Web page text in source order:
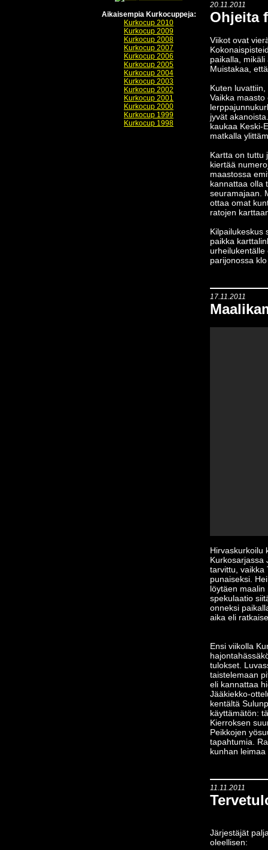
Aikaisempia Kurkocuppeja:
Kurkocup 2010
Kurkocup 2009
Kurkocup 2008
Kurkocup 2007
Kurkocup 2006
Kurkocup 2005
Kurkocup 2004
Kurkocup 2003
Kurkocup 2002
Kurkocup 2001
Kurkocup 2000
Kurkocup 1999
Kurkocup 1998
20.11.2011
Ohjeita
Viikot ovat
paikalla,
Muistakaa,
Kuten
Vaikka
jyvät
kaukaa Keski-
matkalla
Kartta on tuttu
kiertää
maastossa
kannattaa olla
seuramajaan.
ottaa omat
ratojen
Kilpailukeskus
paikka
urheilukentälle
parijonossa
17.11.2011
Hirvaskurkoilu
Kurkosarjassa
tarvittu, vaikka
punaiseksi.
löytäen
spekulaatio
onneksi
aika eli
Ensi viikolla
tulokset.
taistelemaan
eli kannattaa
Jääkiekko-
kentältä
käyttämätön:
Kierroksen
Peikkojen
tapahtumia.
kunhan
11.11.2011
Järjestäjät
oleellisen: